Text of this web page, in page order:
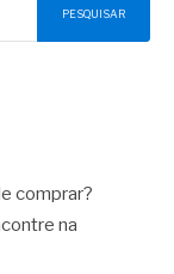
PESQUISAR
comprar?
na